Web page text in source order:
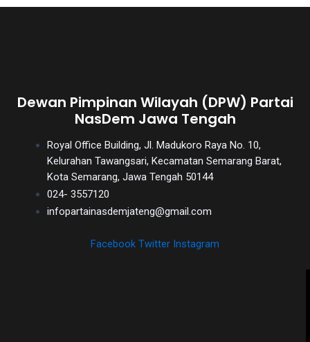
Dewan Pimpinan Wilayah (DPW) Partai
NasDem Jawa Tengah
Royal Office Building, Jl. Madukoro Raya No. 10,
Kelurahan Tawangsari, Kecamatan Semarang Barat,
Kota Semarang, Jawa Tengah 50144
024- 3557120
infopartainasdemjateng@gmail.com
Facebook Twitter Instagram